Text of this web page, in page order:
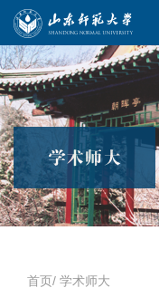
首页/ 学术师大